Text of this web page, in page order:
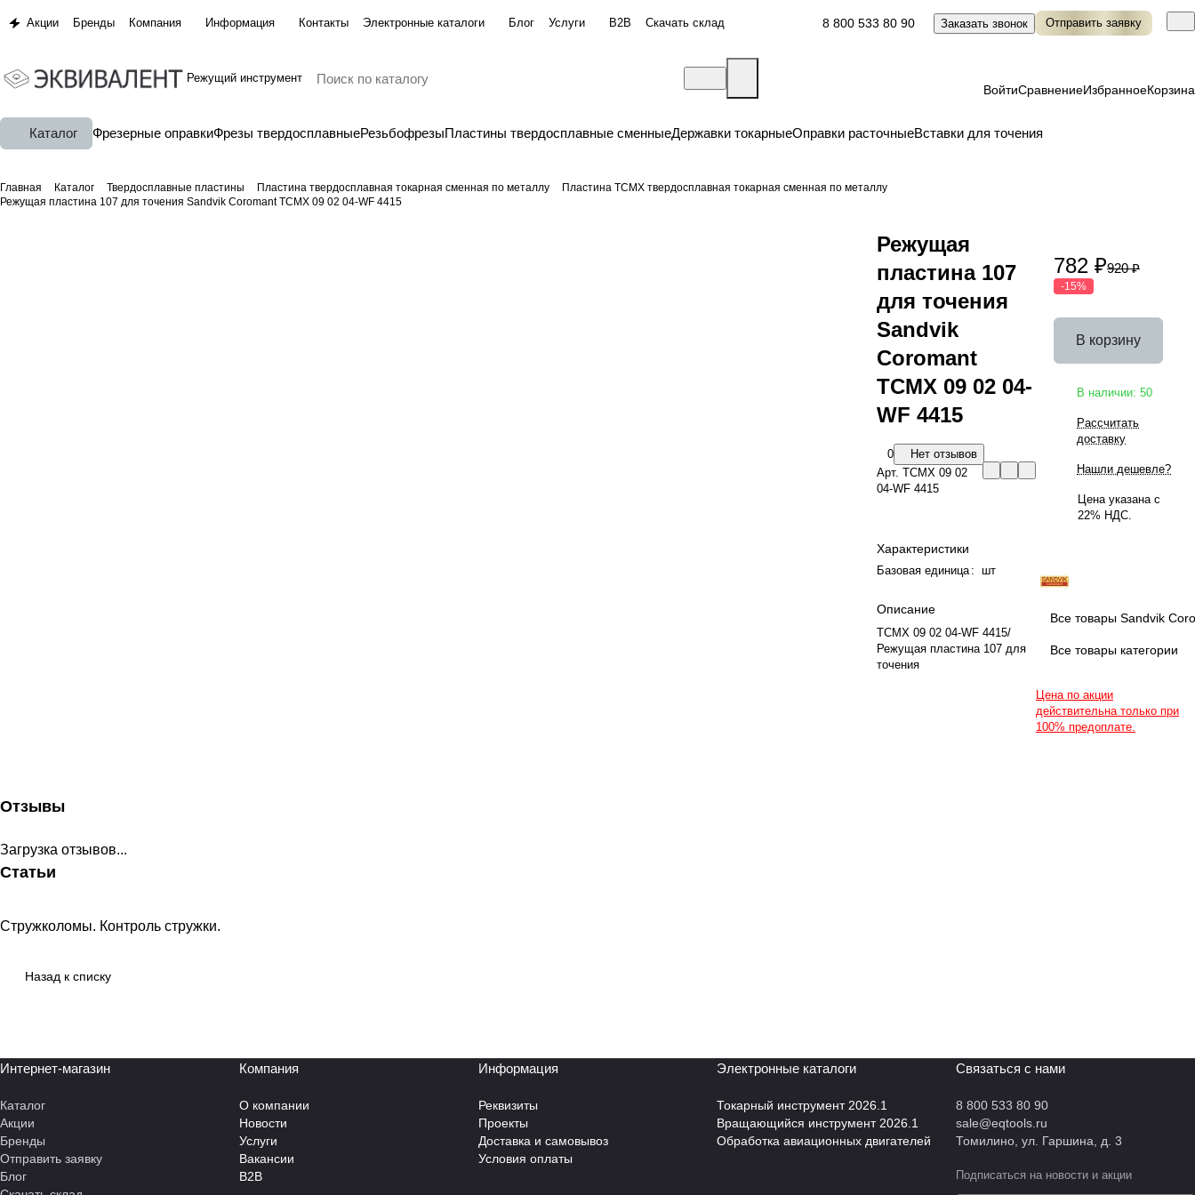
Акции Бренды Компания Информация Контакты Электронные каталоги Блог Услуги B2B Скачать склад 8 800 533 80 90 Заказать звонок Отправить заявку
Режущий инструмент
ВойтиСравнениеИзбранноеКорзина
Каталог Фрезерные оправкиФрезы твердосплавныеРезьбофрезыПластины твердосплавные сменныеДержавки токарныеОправки расточныеВставки для точения
Главная Каталог Твердосплавные пластины Пластина твердосплавная токарная сменная по металлу
Пластина TCMX твердосплавная токарная сменная по металлу
Режущая пластина 107 для точения Sandvik Coromant TCMX 09 02 04-WF 4415
Режущая
пластина 107
для точения
Sandvik
Coromant
TCMX 09 02 04-
WF 4415
0
Нет отзывов
Арт. TCMX 09 02
04-WF 4415
Характеристики
Базовая единица : шт
Описание
TCMX 09 02 04-WF 4415/
Режущая пластина 107 для
точения
782 ₽920 ₽
-15%
В корзину
В наличии: 50
Рассчитать
доставку
Нашли дешевле?
Цена указана с
22% НДС.
Все товары Sandvik
Все товары категории
Цена по акции
действительна только при
100% предоплате.
Отзывы
Загрузка отзывов...
Статьи
Справочная информация
Стружколомы. Контроль стружки.
Назад к списку
Интернет-магазин
Каталог
Акции
Бренды
Отправить заявку
Блог
Компания
О компании
Новости
Услуги
Вакансии
B2B
Информация
Реквизиты
Проекты
Доставка и самовывоз
Условия оплаты
Электронные каталоги
Токарный инструмент 2026.1
Вращающийся инструмент 2026.1
Обработка авиационных двигателей
Связаться с нами
8 800 533 80 90
sale@eqtools.ru
Томилино, ул. Гаршина, д. 3
Подписаться на новости и акции